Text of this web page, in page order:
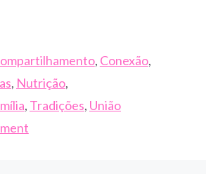
, Conexão,
, Nutrição,
, Tradições, União